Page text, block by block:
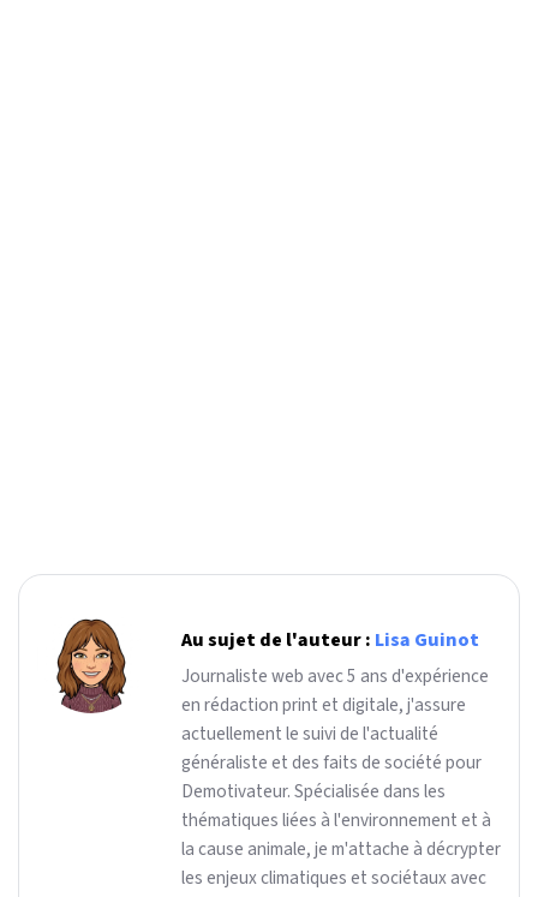
Au sujet de l'auteur : Lisa Guinot
Journaliste web avec 5 ans d'expérience
en rédaction print et digitale, j'assure
actuellement le suivi de l'actualité
généraliste et des faits de société pour
Demotivateur. Spécialisée dans les
thématiques liées à l'environnement et à
la cause animale, je m'attache à décrypter
les enjeux climatiques et sociétaux avec